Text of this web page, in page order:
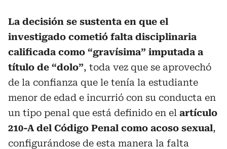
La decisión se sustenta en que el
investigado cometió falta disciplinaria
calificada como “gravísima” imputada a
título de “dolo”, toda vez que se aprovechó
de la confianza que le tenía la estudiante
menor de edad e incurrió con su conducta en
un tipo penal que está definido en el artículo
210-A del Código Penal como acoso sexual,
configurándose de esta manera la falta